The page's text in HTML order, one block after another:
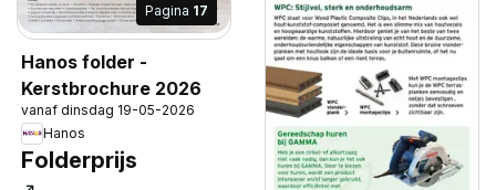
Pagina 17
Hanos folder -
Kerstbrochure 2026
vanaf dinsdag 19-05-2026
Hanos
Folderprijs